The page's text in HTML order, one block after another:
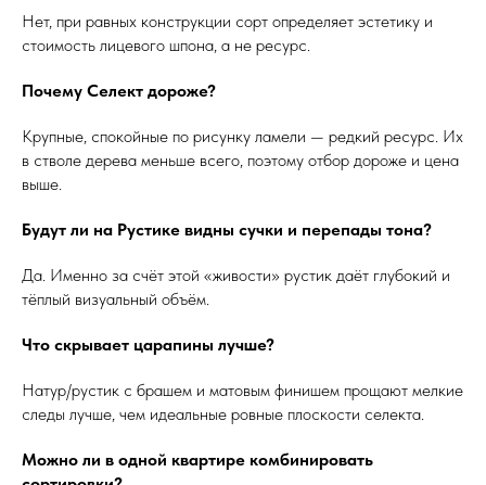
Нет, при равных конструкции сорт определяет эстетику и
стоимость лицевого шпона, а не ресурс.
Почему Селект дороже?
Крупные, спокойные по рисунку ламели — редкий ресурс. Их
в стволе дерева меньше всего, поэтому отбор дороже и цена
выше.
Будут ли на Рустике видны сучки и перепады тона?
Да. Именно за счёт этой «живости» рустик даёт глубокий и
тёплый визуальный объём.
Что скрывает царапины лучше?
Натур/рустик с брашем и матовым финишем прощают мелкие
следы лучше, чем идеальные ровные плоскости селекта.
Можно ли в одной квартире комбинировать